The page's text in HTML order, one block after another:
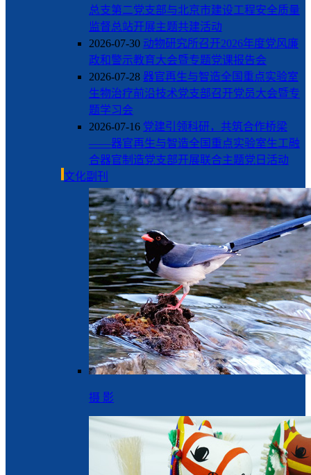
总支第二党支部与北京市建设工程安全质量
监督总站开展主题共建活动
2026-07-30 动物研究所召开2026年度党风廉
政和警示教育大会暨专题党课报告会
2026-07-28 器官再生与智造全国重点实验室
生物治疗前沿技术党支部召开党员大会暨专
题学习会
2026-07-16 党建引领科研，共筑合作桥梁
——器官再生与智造全国重点实验室生工融
合器官制造党支部开展联合主题党日活动
文化副刊
摄 影